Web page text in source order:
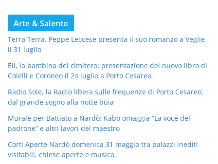
Arte & Salento
Terra Terra, Peppe Leccese presenta il suo romanzo a Veglie
il 31 luglio
Elì, la bambina del cimitero: presentazione del nuovo libro di
Colelli e Coroneo il 24 luglio a Porto Cesareo
Radio Sole, la Radio libera sulle frequenze di Porto Cesareo:
dal grande sogno alla notte buia
Murale per Battiato a Nardò: Kabo omaggia “La voce del
padrone” e altri lavori del maestro
Corti Aperte Nardò domenica 31 maggio tra palazzi inediti
visitabili, chiese aperte e musica